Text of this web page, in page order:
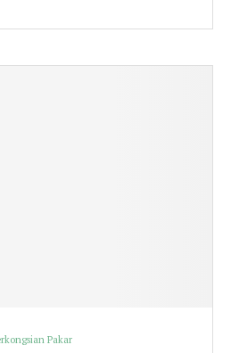
Pakar